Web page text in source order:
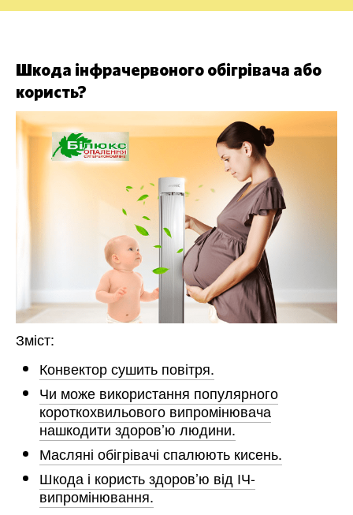
Шкода інфрачервоного обігрівача або
користь?
Зміст:
Конвектор сушить повітря.
Чи може використання популярного
короткохвильового випромінювача
нашкодити здоров’ю людини.
Масляні обігрівачі спалюють кисень.
Шкода і користь здоров’ю від ІЧ-
випромінювання.
Область
Замовити